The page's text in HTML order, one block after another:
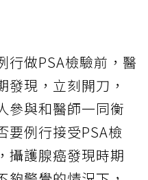
行做PSA檢驗前，醫
發現，立刻開刀，
參與和醫師一同衡
要例行接受PSA檢
攝護腺癌發現時期